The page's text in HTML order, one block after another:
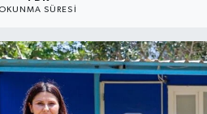
OKUNMA SÜRESI